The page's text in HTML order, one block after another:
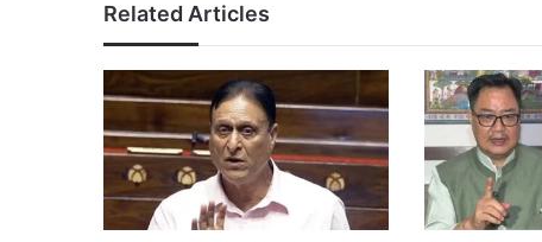
Related Articles